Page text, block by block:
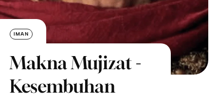
IMAN
Makna Mujizat -
Kesembuhan